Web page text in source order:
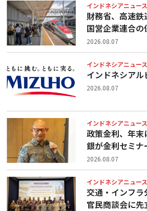
インドネシアニュース
財務省、高速
国営企業連合の
2026.08.07
インドネシアニュース
インドネシアル
2026.08.07
インドネシアニュース
政策金利、年
銀が金利セミナ
2026.08.07
インドネシアニュース
交通・インフラ
官民商談会に